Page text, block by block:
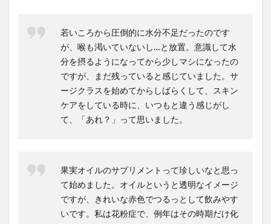
若いころから圧倒的に水分不足だったのです
が、喉も渇いていないし…と放置。意識して水
分を摂るようになってから少しマシになったの
ですが、まだ残っていると感じていました。サ
ージクラスを始めてからしばらくして、スキン
ケアをしている時に、いつもと違う感じがし
て、「あれ？」って思いました。
果実オイルのサプリメントって珍しいなと思っ
て始めました。オイルというと透明なイメージ
ですが、きれいな赤色でつるっとして飲みやす
いです。私は花粉症で、例年はその時期だけ化